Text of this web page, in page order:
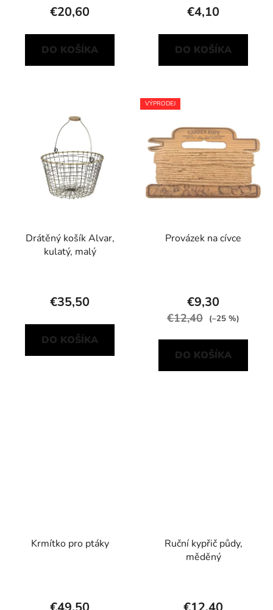
€20,60
DO KOŠÍKA
€4,10
DO KOŠÍKA
Drátěný košík Alvar,
kulatý, malý
€35,50
DO KOŠÍKA
VÝPRODEJ
Provázek na cívce
€9,30
€12,40 (–25 %)
DO KOŠÍKA
Krmítko pro ptáky
Ruční kypřič půdy,
měděný